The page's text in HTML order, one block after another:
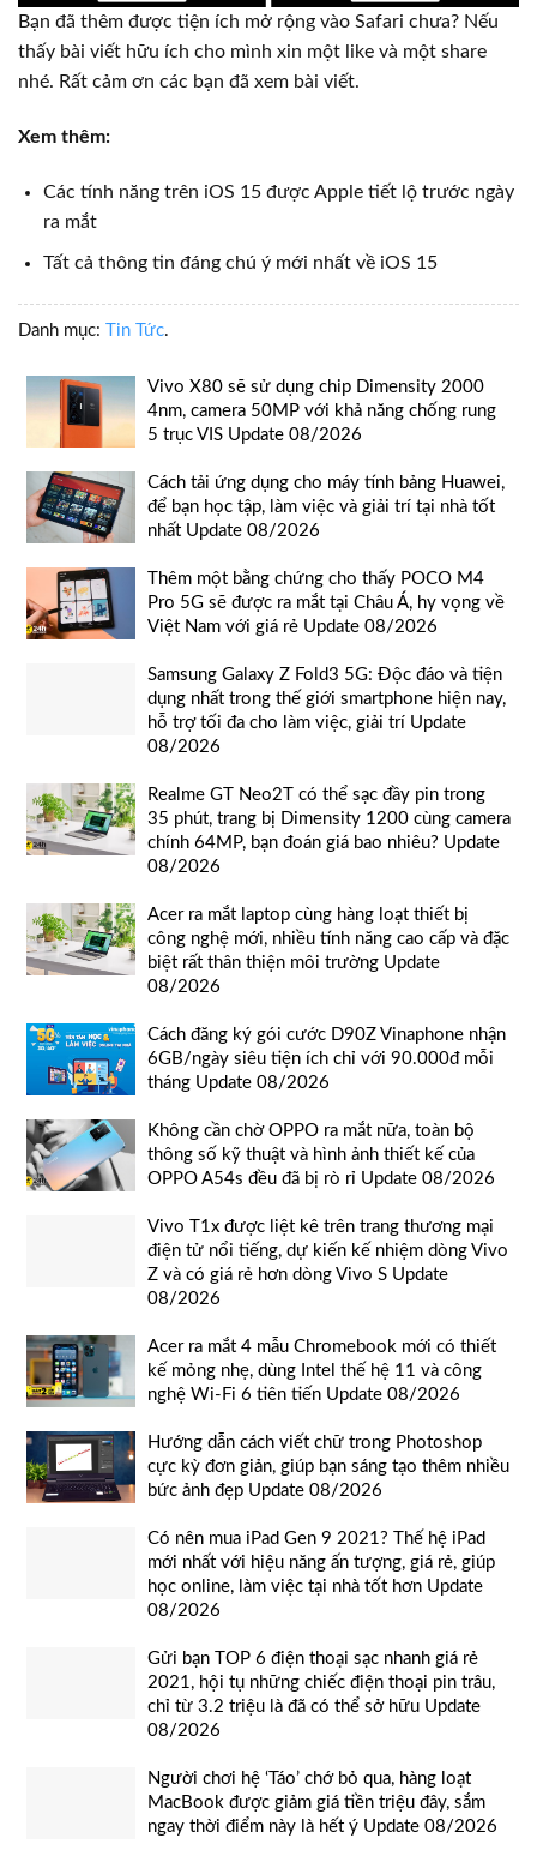
Bạn đã thêm được tiện ích mở rộng vào Safari chưa? Nếu
thấy bài viết hữu ích cho mình xin một like và một share
nhé. Rất cảm ơn các bạn đã xem bài viết.
Xem thêm:
Các tính năng trên iOS 15 được Apple tiết lộ trước ngày
ra mắt
Tất cả thông tin đáng chú ý mới nhất về iOS 15
Danh mục: Tin Tức.
Vivo X80 sẽ sử dụng chip Dimensity 2000
4nm, camera 50MP với khả năng chống rung
5 trục VIS Update 08/2026
Cách tải ứng dụng cho máy tính bảng Huawei,
để bạn học tập, làm việc và giải trí tại nhà tốt
nhất Update 08/2026
Thêm một bằng chứng cho thấy POCO M4
Pro 5G sẽ được ra mắt tại Châu Á, hy vọng về
Việt Nam với giá rẻ Update 08/2026
Samsung Galaxy Z Fold3 5G: Độc đáo và tiện
dụng nhất trong thế giới smartphone hiện nay,
hỗ trợ tối đa cho làm việc, giải trí Update
08/2026
Realme GT Neo2T có thể sạc đầy pin trong
35 phút, trang bị Dimensity 1200 cùng camera
chính 64MP, bạn đoán giá bao nhiêu? Update
08/2026
Acer ra mắt laptop cùng hàng loạt thiết bị
công nghệ mới, nhiều tính năng cao cấp và đặc
biệt rất thân thiện môi trường Update
08/2026
Cách đăng ký gói cước D90Z Vinaphone nhận
6GB/ngày siêu tiện ích chỉ với 90.000đ mỗi
tháng Update 08/2026
Không cần chờ OPPO ra mắt nữa, toàn bộ
thông số kỹ thuật và hình ảnh thiết kế của
OPPO A54s đều đã bị rò rỉ Update 08/2026
Vivo T1x được liệt kê trên trang thương mại
điện tử nổi tiếng, dự kiến kế nhiệm dòng Vivo
Z và có giá rẻ hơn dòng Vivo S Update
08/2026
Acer ra mắt 4 mẫu Chromebook mới có thiết
kế mỏng nhẹ, dùng Intel thế hệ 11 và công
nghệ Wi-Fi 6 tiên tiến Update 08/2026
Hướng dẫn cách viết chữ trong Photoshop
cực kỳ đơn giản, giúp bạn sáng tạo thêm nhiều
bức ảnh đẹp Update 08/2026
Có nên mua iPad Gen 9 2021? Thế hệ iPad
mới nhất với hiệu năng ấn tượng, giá rẻ, giúp
học online, làm việc tại nhà tốt hơn Update
08/2026
Gửi bạn TOP 6 điện thoại sạc nhanh giá rẻ
2021, hội tụ những chiếc điện thoại pin trâu,
chỉ từ 3.2 triệu là đã có thể sở hữu Update
08/2026
Người chơi hệ ‘Táo’ chớ bỏ qua, hàng loạt
MacBook được giảm giá tiền triệu đây, sắm
ngay thời điểm này là hết ý Update 08/2026